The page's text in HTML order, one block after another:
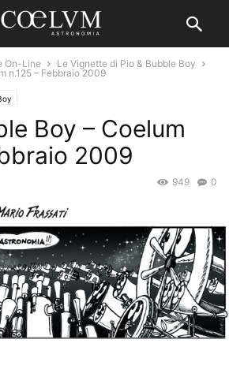
On-Line
Le Vignette di Pio & Bubble Boy
n.125 – Febbraio 2009
Boy – Coelum
2009
0
949